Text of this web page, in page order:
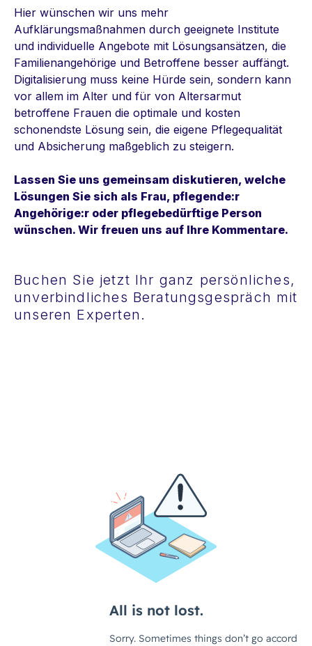
Hier wünschen wir uns mehr
Aufklärungsmaßnahmen durch geeignete Institute
und individuelle Angebote mit Lösungsansätzen, die
Familienangehörige und Betroffene besser auffängt.
Digitalisierung muss keine Hürde sein, sondern kann
vor allem im Alter und für von Altersarmut
betroffene Frauen die optimale und kosten
schonendste Lösung sein, die eigene Pflegequalität
und Absicherung maßgeblich zu steigern.
Lassen Sie uns gemeinsam diskutieren, welche
Lösungen Sie sich als Frau, pflegende:r
Angehörige:r oder pflegebedürftige Person
wünschen. Wir freuen uns auf Ihre Kommentare.
Buchen Sie jetzt Ihr ganz persönliches,
unverbindliches Beratungsgespräch mit
unseren Experten.